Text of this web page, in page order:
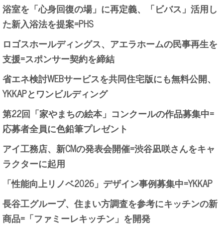
浴室を「心身回復の場」に再定義、「ビバス」活用し
た新入浴法を提案=PHS
ロゴスホールディングス、アエラホームの民事再生を
支援=スポンサー契約を締結
省エネ検討WEBサービスを共同住宅版にも無料公開、
YKKAPとワンビルディング
第22回「家やまちの絵本」コンクールの作品募集中=
応募者全員に色鉛筆プレゼント
アイ工務店、新CMの発表会開催=渋谷凪咲さんをキャ
ラクターに起用
「性能向上リノベ2026」デザイン事例募集中=YKKAP
長谷工グループ、住まい方調査を参考にキッチンの新
商品=「ファミーレキッチン」を開発